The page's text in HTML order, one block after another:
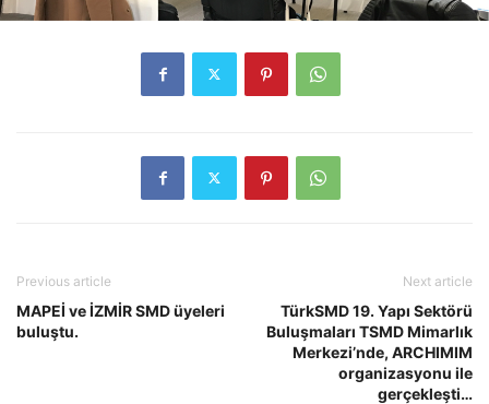
Previous article
MAPEİ ve İZMİR SMD üyeleri
buluştu.
Next article
TürkSMD 19. Yapı Sektörü
Buluşmaları TSMD Mimarlık
Merkezi’nde, ARCHIMIM
organizasyonu ile
gerçekleşti…